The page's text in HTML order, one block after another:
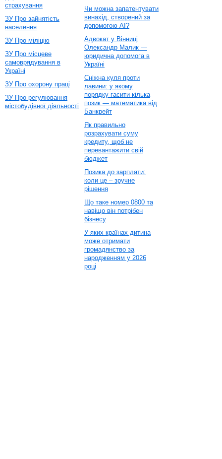
страхування
ЗУ Про зайнятість
населення
ЗУ Про міліцію
ЗУ Про місцеве
самоврядування в
Україні
ЗУ Про охорону праці
ЗУ Про регулювання
містобудівної діяльності
Чи можна запатентувати
винахід, створений за
допомогою AI?
Адвокат у Вінниці
Олександр Малик —
юридична допомога в
Україні
Сніжна куля проти
лавини: у якому
порядку гасити кілька
позик — математика від
Банкрейт
Як правильно
розрахувати суму
кредиту, щоб не
перевантажити свій
бюджет
Позика до зарплати:
коли це – зручне
рішення
Що таке номер 0800 та
навіщо він потрібен
бізнесу
У яких країнах дитина
може отримати
громадянство за
народженням у 2026
році